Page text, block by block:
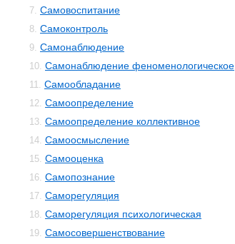
7. Самовоспитание
8. Самоконтроль
9. Самонаблюдение
10. Самонаблюдение феноменологическое
11. Самообладание
12. Самоопределение
13. Самоопределение коллективное
14. Самоосмысление
15. Самооценка
16. Самопознание
17. Саморегуляция
18. Саморегуляция психологическая
19. Самосовершенствование